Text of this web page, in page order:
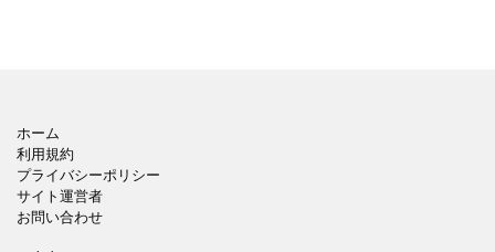
ホーム
利用規約
プライバシーポリシー
サイト運営者
お問い合わせ